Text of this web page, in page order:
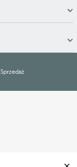
Sprzedaż